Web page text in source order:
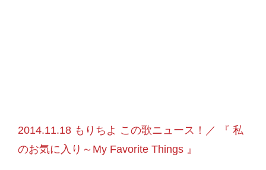
2014.11.18 もりちよ この歌ニュース！／ 『 私
のお気に入り～My Favorite Things 』